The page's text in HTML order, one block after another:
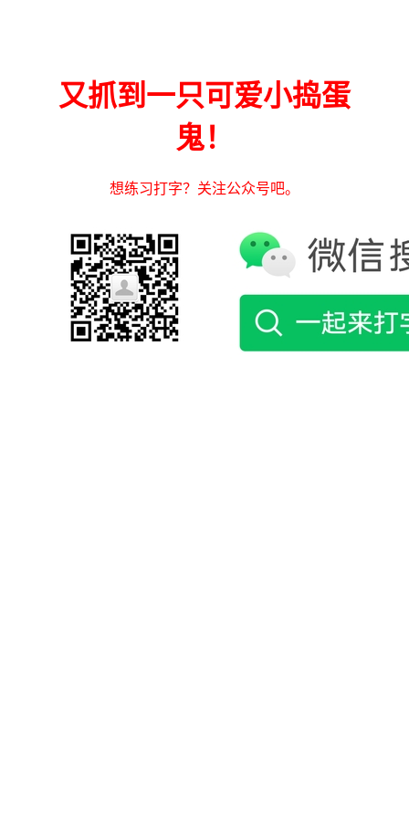
又抓到一只可爱小捣蛋
鬼！
想练习打字？关注公众号吧。